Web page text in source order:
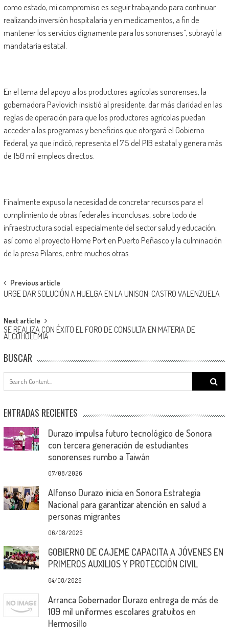
como estado, mi compromiso es seguir trabajando para continuar
realizando inversión hospitalaria y en medicamentos, a fin de
mantener los servicios dignamente para los sonorenses”, subrayó la
mandataria estatal.
En el tema del apoyo a los productores agrícolas sonorenses, la
gobernadora Pavlovich insistió al presidente, dar más claridad en las
reglas de operación para que los productores agrícolas puedan
acceder a los programas y beneficios que otorgará el Gobierno
Federal, ya que indicó, representa el 7.5 del PIB estatal y genera más
de 150 mil empleos directos.
Finalmente expuso la necesidad de concretar recursos para el
cumplimiento de obras federales inconclusas, sobre todo de
infraestructura social, especialmente del sector salud y educación,
así como el proyecto Home Port en Puerto Peñasco y la culminación
de la presa Pilares, entre muchos otras.
Post
navigation
Previous article
URGE DAR SOLUCIÓN A HUELGA EN LA UNISON: CASTRO VALENZUELA
Next article
SE REALIZA CON ÉXITO EL FORO DE CONSULTA EN MATERIA DE
ALCOHOLEMIA
BUSCAR
Search
for:
ENTRADAS RECIENTES
Durazo impulsa futuro tecnológico de Sonora
con tercera generación de estudiantes
sonorenses rumbo a Taiwán
07/08/2026
Alfonso Durazo inicia en Sonora Estrategia
Nacional para garantizar atención en salud a
personas migrantes
06/08/2026
GOBIERNO DE CAJEME CAPACITA A JÓVENES EN
PRIMEROS AUXILIOS Y PROTECCIÓN CIVIL
04/08/2026
Arranca Gobernador Durazo entrega de más de
109 mil uniformes escolares gratuitos en
Hermosillo